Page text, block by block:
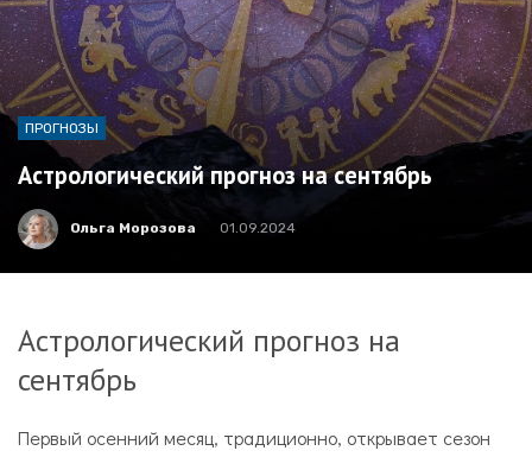
ПРОГНОЗЫ
Астрологический прогноз на сентябрь
Ольга Морозова 01.09.2024
Астрологический прогноз на
сентябрь
Первый осенний месяц, традиционно, открывает сезон